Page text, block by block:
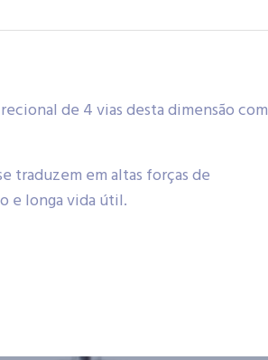
de 4 vias desta dimensão com
traduzem em altas forças de
e longa vida útil.